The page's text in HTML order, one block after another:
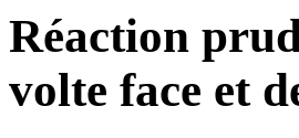
Réaction
volte face et